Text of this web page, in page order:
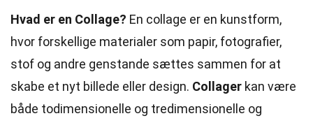
Hvad er en Collage? En collage er en kunstform,
hvor forskellige materialer som papir, fotografier,
stof og andre genstande sættes sammen for at
skabe et nyt billede eller design. Collager kan være
både todimensionelle og tredimensionelle og